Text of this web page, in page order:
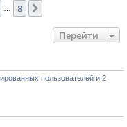
8
Перейти
пользователей и 2